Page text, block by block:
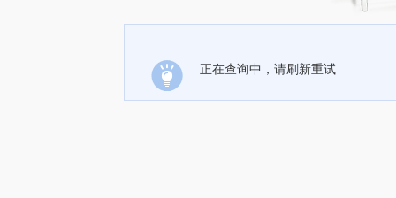
正在查询中，请刷新重试